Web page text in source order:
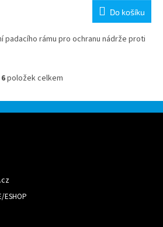
Do košíku
padacího rámu pro ochranu nádrže proti
O
l
á
6položek celkem